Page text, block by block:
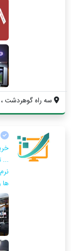
سه راه گوهردشت ،
...
ها